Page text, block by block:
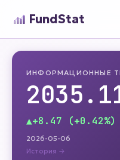
FundStat
ИНФОРМАЦИОННЫЕ
▲+8.47 (+0.42%)
2026-05-06
История →